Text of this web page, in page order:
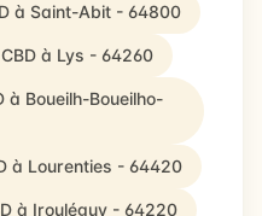
à Saint-Abit - 64800
à Lys - 64260
à Boueilh-Boueilho-
à Lourenties - 64420
à Irouléguy - 64220